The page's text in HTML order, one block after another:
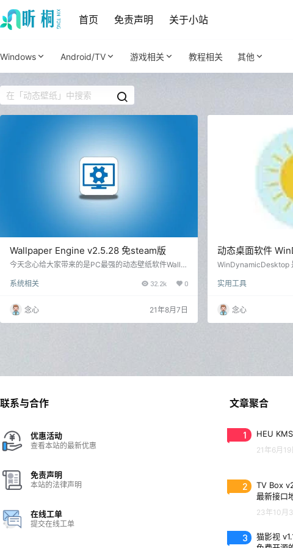
首页 免责声明 关于小站
Windows Android/TV 游戏相关 教程相关 其他
Wallpaper Engine v2.5.28 免steam版
今天念心给大家带来的是PC最强的动态壁纸软件Wallp
ne是一款非常专业的电脑动态壁纸设置软件，通过wall
画等资源设置为电脑桌面，这样就能够使我们的电脑桌
面变得与众不同。而且，该软件并不会占据过多的电脑
内存，不会影响电脑性能。 Wallpaper Engine 念…
系统相关 32.2k 0
念心 21年8月7日
动态桌面软件
便携版
WinDynamicDesktop
软件能根据时间，自
esktop 是一款动态桌
根据时间动态变化的
s 10 系统中；
实用工具
念心
联系与合作
优惠活动
查看本站的最新优惠
免责声明
本站的法律声明
在线工单
提交在线工单
文章聚合
1 HEU
21年6月19
2
TV Box
最新接口
23年10月
3
猫影视